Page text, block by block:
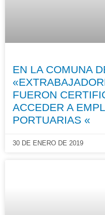
EN LA COMUNA
FUERON
ACCEDER A
PORTUARIAS «
30 DE ENERO DE 2019